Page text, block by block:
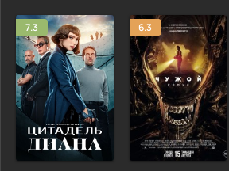
7.3 6.3